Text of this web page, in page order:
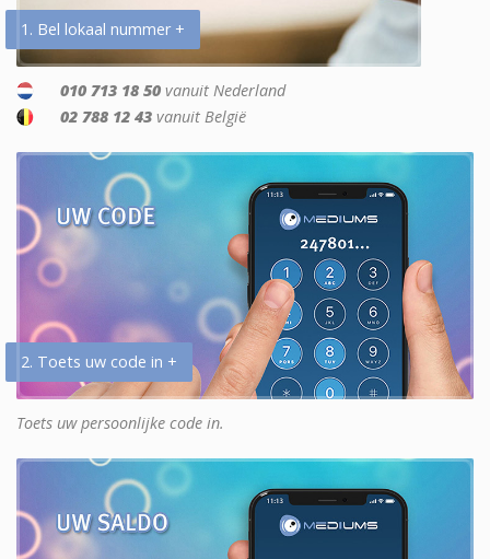
1. Bel lokaal nummer +
010 713 18 50 vanuit Nederland
02 788 12 43 vanuit België
2. Toets uw code in +
Toets uw persoonlijke code in.